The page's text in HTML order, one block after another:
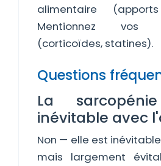
alimentaire
Mentionnez vos
(corticoïdes, statines).
Questions
La
inévitable avec
Non — elle est
mais largement